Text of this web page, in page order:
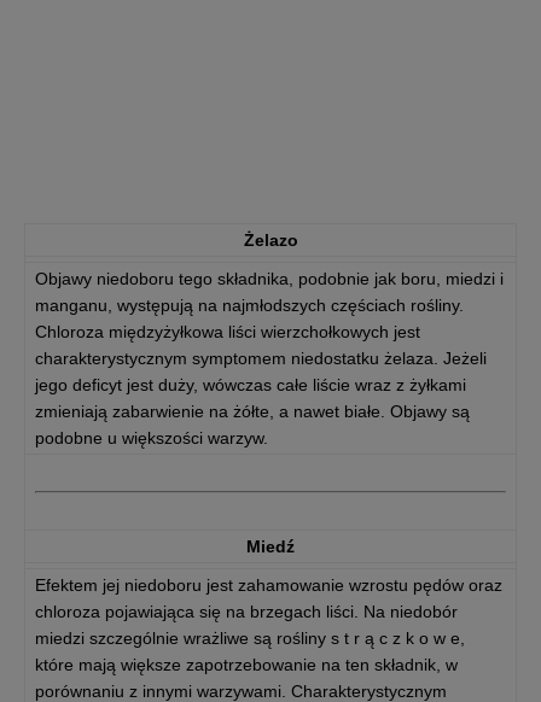
Żelazo
Objawy niedoboru tego składnika, podobnie jak boru, miedzi i
manganu, występują na najmłodszych częściach rośliny.
Chloroza międzyżyłkowa liści wierzchołkowych jest
charakterystycznym symptomem niedostatku żelaza. Jeżeli
jego deficyt jest duży, wówczas całe liście wraz z żyłkami
zmieniają zabarwienie na żółte, a nawet białe. Objawy są
podobne u większości warzyw.
Miedź
Efektem jej niedoboru jest zahamowanie wzrostu pędów oraz
chloroza pojawiająca się na brzegach liści. Na niedobór
miedzi szczególnie wrażliwe są rośliny s t r ą c z k o w e,
które mają większe zapotrzebowanie na ten składnik, w
porównaniu z innymi warzywami. Charakterystycznym